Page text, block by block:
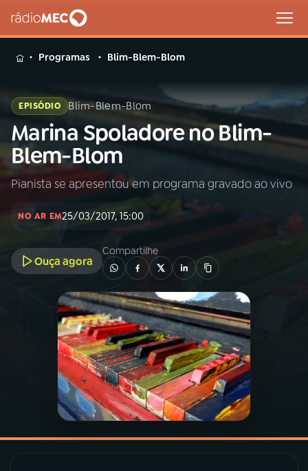
MENU
Buscar
na
Rádio
MEC
01INÍCIO
A RÁDIO
PROGRAMAÇÃO
PROGRAMAS
Programas Blim-Blem-Blom
EPISÓDIO Blim-Blem-Blom
Marina Spoladore no Blim-
Blem-Blom
Pianista se apresentou em programa gravado ao vivo
NO AR EM25/03/2017, 15:00
Ouça agora
Compartilhe